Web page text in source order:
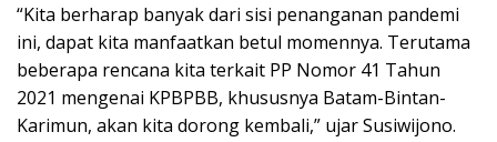
“Kita berharap banyak dari sisi penanganan pandemi
ini, dapat kita manfaatkan betul momennya. Terutama
beberapa rencana kita terkait PP Nomor 41 Tahun
2021 mengenai KPBPBB, khususnya Batam-Bintan-
Karimun, akan kita dorong kembali,” ujar Susiwijono.